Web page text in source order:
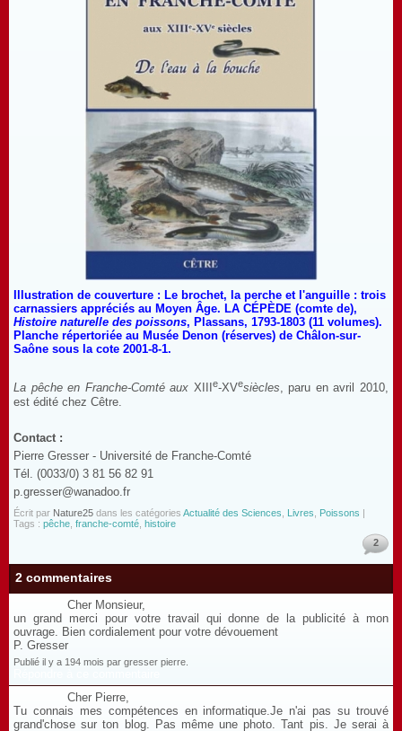
Illustration de couverture : Le brochet, la perche et l'anguille : trois
carnassiers appréciés au Moyen Âge. LA CÉPÈDE (comte de),
Histoire naturelle des poissons, Plassans, 1793-1803 (11 volumes).
Planche répertoriée au Musée Denon (réserves) de Châlon-sur-
Saône sous la cote 2001-8-1.
La pêche en Franche-Comté aux XIII e-XVesiècles, paru en avril 2010,
est édité chez Cêtre.
Contact :
Pierre Gresser - Université de Franche-Comté
Tél. (0033/0) 3 81 56 82 91
p.gresser@wanadoo.fr
Écrit par Nature25 dans les catégories Actualité des Sciences Livres Poissons |
Tags : pêche franche-comté histoire
2
2 commentaires
Cher Monsieur,
un grand merci pour votre travail qui donne de la publicité à mon
ouvrage. Bien cordialement pour votre dévouement
P. Gresser
Publié il y a 194 mois par gresser pierre.
Cher Pierre,
Tu connais mes compétences en informatique.Je n'ai pas su trouvé
grand'chose sur ton blog. Pas même une photo. Tant pis. Je serai à